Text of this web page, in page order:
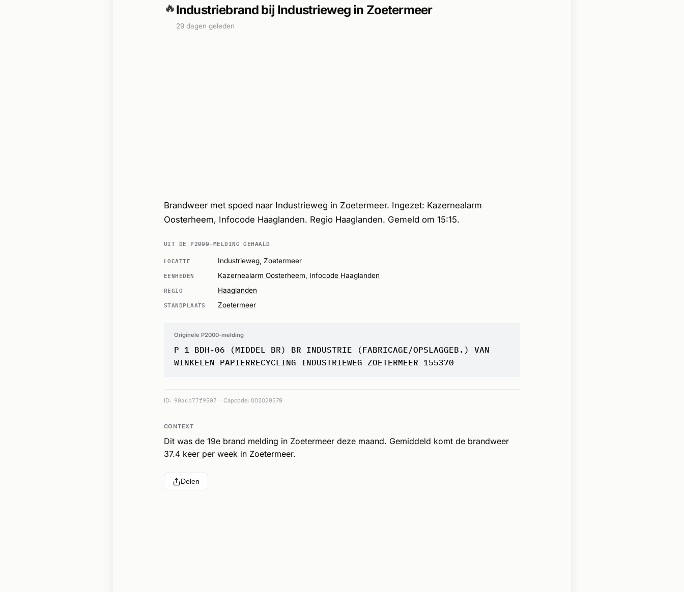
🔥Industriebrand bij Industrieweg in Zoetermeer
29 dagen geleden
Brandweer met spoed naar Industrieweg in Zoetermeer. Ingezet: Kazernealarm
Oosterheem, Infocode Haaglanden. Regio Haaglanden. Gemeld om 15:15.
UIT DE P2000-MELDING GEHAALD
LOCATIE
Industrieweg, Zoetermeer
EENHEDEN Kazernealarm Oosterheem Infocode Haaglanden
REGIO Haaglanden
STANDPLAATS Zoetermeer
Originele P2000-melding
P 1 BDH-06 (MIDDEL BR) BR INDUSTRIE (FABRICAGE/OPSLAGGEB.) VAN
WINKELEN PAPIERRECYCLING INDUSTRIEWEG ZOETERMEER 155370
ID: 90acb77f9507 Capcode: 002029579
CONTEXT
Dit was de 19e brand melding in Zoetermeer deze maand. Gemiddeld komt de brandweer
37.4 keer per week in Zoetermeer.
Delen